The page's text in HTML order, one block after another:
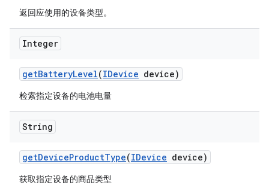
返回应使用的设备类型。
Integer
getBatteryLevel(IDevice device)
检索指定设备的电池电量
String
getDeviceProductType(IDevice device)
获取指定设备的商品类型